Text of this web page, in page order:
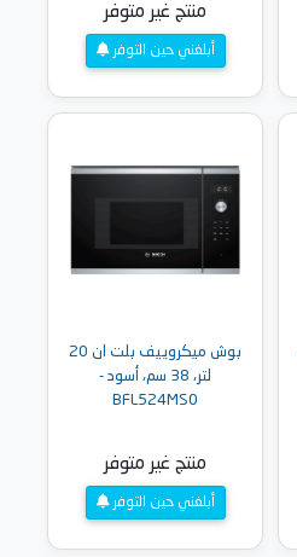
منتج غير متوفر
أبلغني حين التوفر
بوش ميكروييف بلت ان 20
لتر، 38 سم، أسود -
BFL524MS0
منتج غير متوفر
أبلغني حين التوفر